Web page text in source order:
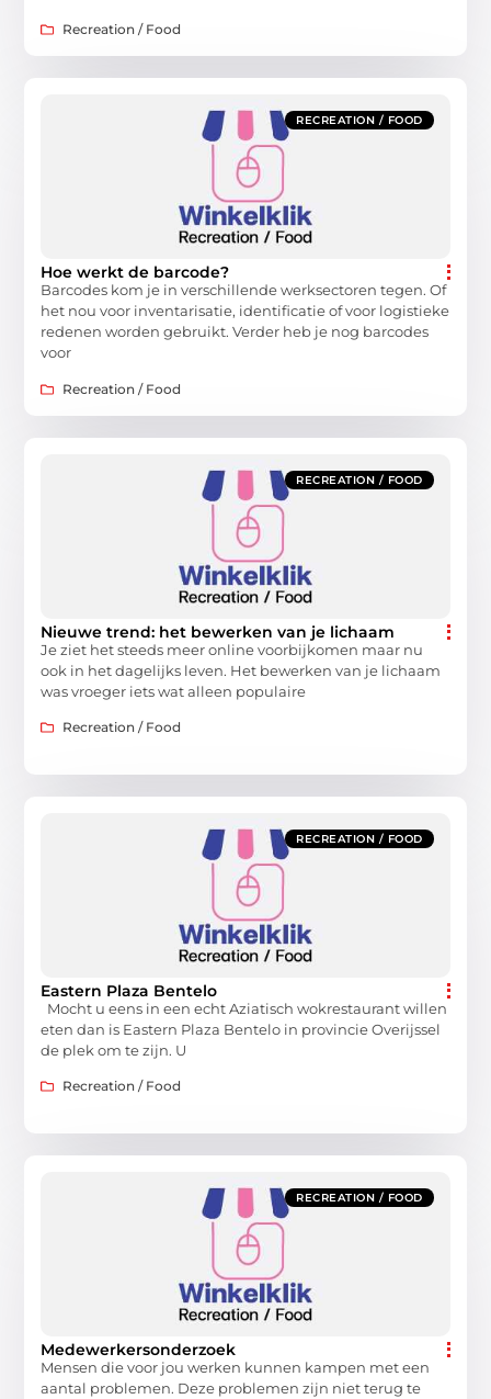
Recreation / Food
RECREATION / FOOD
Hoe werkt de barcode?
Barcodes kom je in verschillende werksectoren tegen. Of
het nou voor inventarisatie, identificatie of voor logistieke
redenen worden gebruikt. Verder heb je nog barcodes
voor
Recreation / Food
RECREATION / FOOD
Nieuwe trend: het bewerken van je lichaam
Je ziet het steeds meer online voorbijkomen maar nu
ook in het dagelijks leven. Het bewerken van je lichaam
was vroeger iets wat alleen populaire
Recreation / Food
RECREATION / FOOD
Eastern Plaza Bentelo
Mocht u eens in een echt Aziatisch wokrestaurant willen
eten dan is Eastern Plaza Bentelo in provincie Overijssel
de plek om te zijn. U
Recreation / Food
RECREATION / FOOD
Medewerkersonderzoek
Mensen die voor jou werken kunnen kampen met een
aantal problemen. Deze problemen zijn niet terug te